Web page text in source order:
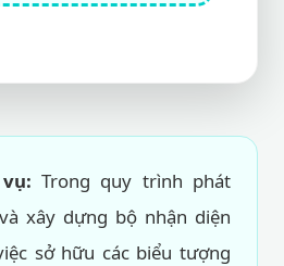
Trong quy trình phát
xây dựng bộ nhận diện
sở hữu các biểu tượng